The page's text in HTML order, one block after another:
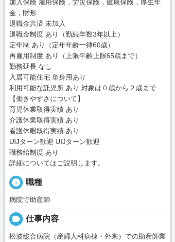
加入保険 雇用保険，労災保険，健康保険，厚生年
金，財形
退職金共済 未加入
退職金制度 あり（勤続年数3年以上）
定年制 あり（定年年齢一律60歳）
再雇用制度 あり（上限年齢上限65歳まで）
勤務延長 なし
入居可能住宅 単身用あり
利用可能な託児所 あり 対象は０歳から２歳まで
【働きやすさについて】
育児休業取得実績 あり
介護休業取得実績 あり
看護休暇取得実績 あり
UIJターン歓迎 UIJターン歓迎
職務給制度 あり
詳細についてはご説明します。
info 職種
病院で助産師
label 仕事内容
松波総合病院（産婦人科病棟・外来）での助産師業